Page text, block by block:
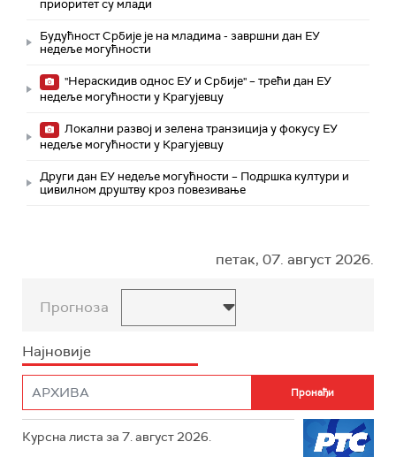
приоритет су млади
Будућност Србије је на младима - завршни дан ЕУ
недеље могућности
"Нераскидив однос ЕУ и Србије" – трећи дан ЕУ
недеље могућности у Крагујевцу
Локални развој и зелена транзиција у фокусу ЕУ
недеље могућности у Крагујевцу
Други дан ЕУ недеље могућности – Подршка култури и
цивилном друштву кроз повезивање
петак, 07. август 2026.
Прогноза
Најновије
Курсна листа за 7. август 2026.